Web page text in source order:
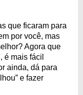
que ficaram para
por você, mas
Agora que
é mais fácil
ainda, dá para
e fazer